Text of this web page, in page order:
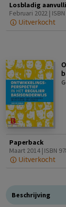
Losbladig
Februari 2022 |
Uitverkocht
Paperback
Maart 2014 | ISBN
Uitverkocht
Beschrijving